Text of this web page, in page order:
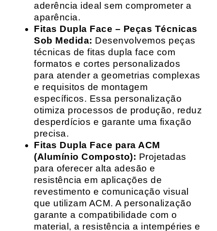
aderência ideal sem comprometer a
aparência.
Fitas Dupla Face – Peças Técnicas
Sob Medida: Desenvolvemos peças
técnicas de fitas dupla face com
formatos e cortes personalizados
para atender a geometrias complexas
e requisitos de montagem
específicos. Essa personalização
otimiza processos de produção, reduz
desperdícios e garante uma fixação
precisa.
Fitas Dupla Face para ACM
(Alumínio Composto): Projetadas
para oferecer alta adesão e
resistência em aplicações de
revestimento e comunicação visual
que utilizam ACM. A personalização
garante a compatibilidade com o
material, a resistência a intempéries e